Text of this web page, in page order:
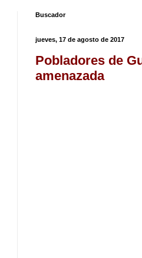
Buscador
jueves, 17 de agosto de 2017
Pobladores de
amenazada